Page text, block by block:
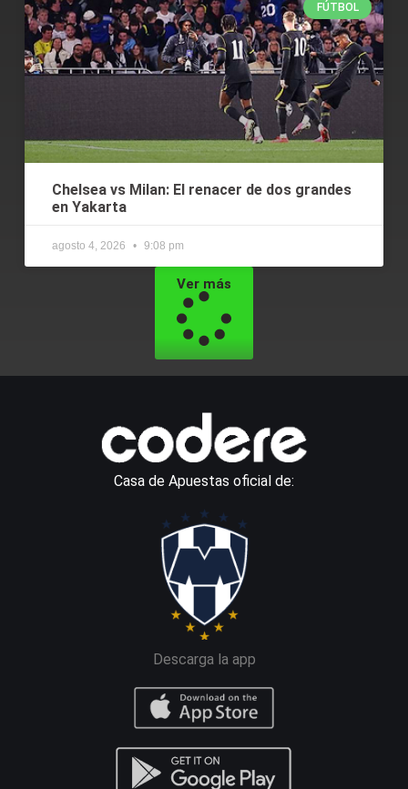
FÚTBOL
Chelsea vs Milan: El renacer de dos grandes
en Yakarta
agosto 4, 2026 9:08 pm
Ver más
Casa de Apuestas oficial de:
Descarga la app